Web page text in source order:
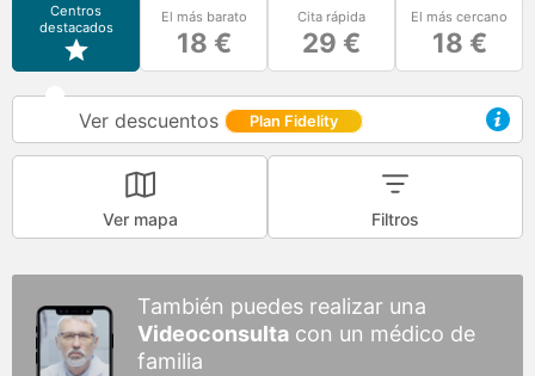
Centros
destacados
El más barato
18 €
Cita rápida
29 €
El más cercano
18 €
Ver descuentos Plan Fidelity
Ver mapa Filtros
También puedes realizar una
Videoconsulta con un médico de
familia